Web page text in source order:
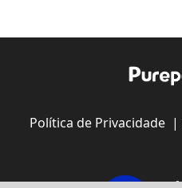
Política de Privacidade|